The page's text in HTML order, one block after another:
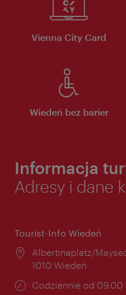
Vienna City Card
Wiedeń bez barier
Informacja
Adresy i dane
Tourist-Info Wiedeń
Miejsce:
Albertinaplatz/
1010 Wiedeń
Godziny
Codziennie od 09.00